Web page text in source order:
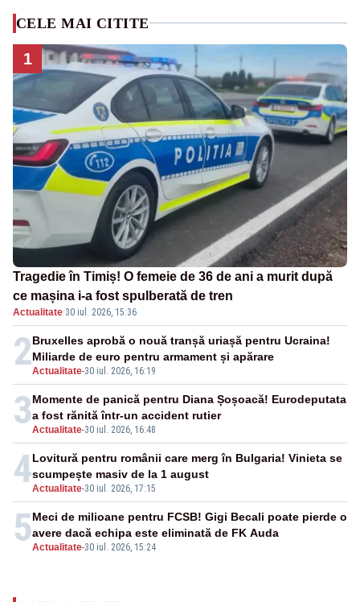
CELE MAI CITITE
1
Tragedie în Timiș! O femeie de 36 de ani a murit după
ce mașina i-a fost spulberată de tren
Actualitate·30 iul. 2026, 15:36
2Actualitate-30 iul. 2026, 16:19
Bruxelles aprobă o nouă tranșă uriașă pentru Ucraina!
Miliarde de euro pentru armament și apărare
3Actualitate-30 iul. 2026, 16:48
Momente de panică pentru Diana Șoșoacă! Eurodeputata
a fost rănită într-un accident rutier
4Actualitate-30 iul. 2026, 17:15
Lovitură pentru românii care merg în Bulgaria! Vinieta se
scumpește masiv de la 1 august
5Actualitate-30 iul. 2026, 15:24
Meci de milioane pentru FCSB! Gigi Becali poate pierde o
avere dacă echipa este eliminată de FK Auda